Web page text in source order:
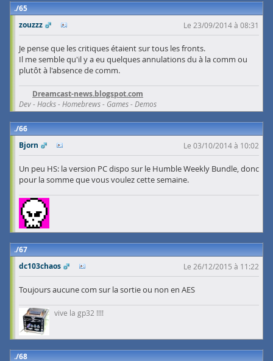
65
zouzzz
Le 23/09/2014 à 08:31
Je pense que les critiques étaient sur tous les fronts.
Il me semble qu'il y a eu quelques annulations du à la comm ou
plutôt à l'absence de comm.
Dreamcast-news.blogspot.com
Dev - Hacks - Homebrews - Games - Demos
66
Bjorn
Le 03/10/2014 à 10:02
Un peu HS: la version PC dispo sur le Humble Weekly Bundle, donc
pour la somme que vous voulez cette semaine.
67
dc103chaos
Le 26/12/2015 à 11:22
Toujours aucune com sur la sortie ou non en AES
vive la gp32 !!!!
68